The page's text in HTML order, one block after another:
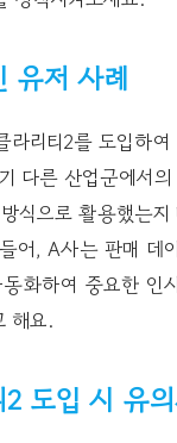
유저 사례
라리티2를 도입하
다른 산업군에서
식으로 활용했는지
어, A사는 판매 데
화하여 중요한 인
해요.
도입 시 유